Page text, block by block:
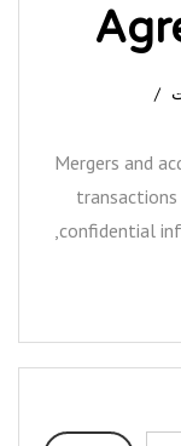
Mergers and
confidential